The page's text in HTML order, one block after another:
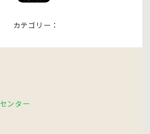
カテゴリー：
ンター